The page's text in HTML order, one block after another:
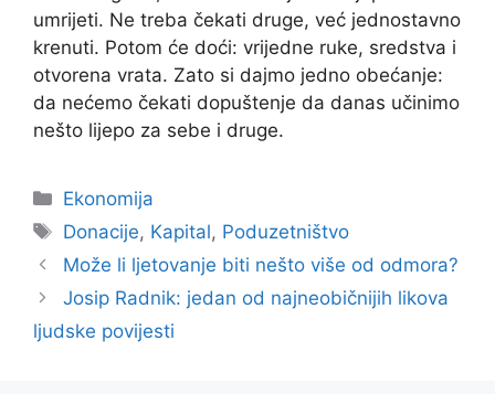
umrijeti. Ne treba čekati druge, već jednostavno
krenuti. Potom će doći: vrijedne ruke, sredstva i
otvorena vrata. Zato si dajmo jedno obećanje:
da nećemo čekati dopuštenje da danas učinimo
nešto lijepo za sebe i druge.
Kategorije
Ekonomija
Oznake
Donacije, Kapital, Poduzetništvo
Može li ljetovanje biti nešto više od odmora?
Josip Radnik: jedan od najneobičnijih likova
ljudske povijesti